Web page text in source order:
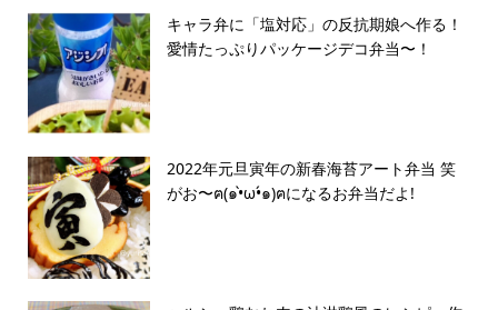
キャラ弁に「塩対応」の反抗期娘へ作る！
愛情たっぷりパッケージデコ弁当〜！
2022年元旦寅年の新春海苔アート弁当 笑
がお〜ฅ(๑•̀ω•́๑)ฅになるお弁当だよ!